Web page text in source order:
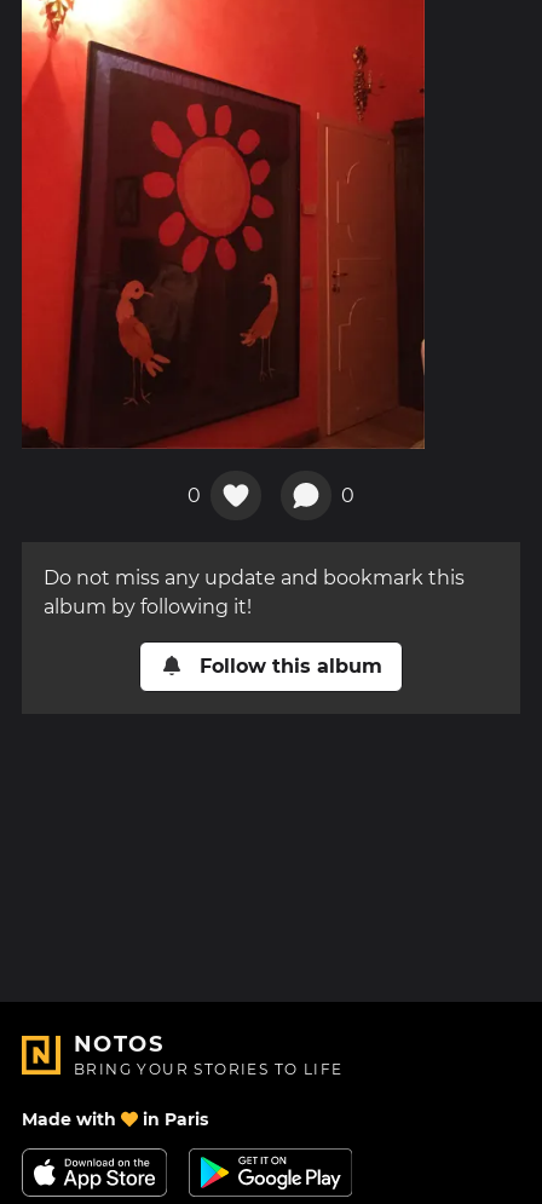
0 0
Do not miss any update and bookmark this
album by following it!
Follow this album
NOTOS
BRING YOUR STORIES TO LIFE
Made with in Paris